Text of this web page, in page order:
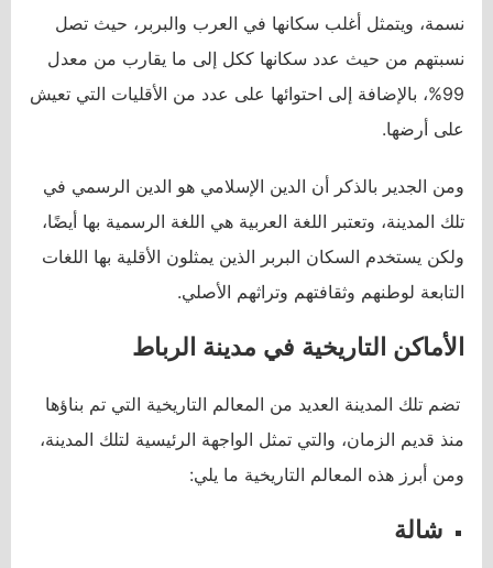
نسمة، ويتمثل أغلب سكانها في العرب والبربر، حيث تصل
نسبتهم من حيث عدد سكانها ككل إلى ما يقارب من معدل
99%، بالإضافة إلى احتوائها على عدد من الأقليات التي تعيش
على أرضها.
ومن الجدير بالذكر أن الدين الإسلامي هو الدين الرسمي في
تلك المدينة، وتعتبر اللغة العربية هي اللغة الرسمية بها أيضًا،
ولكن يستخدم السكان البربر الذين يمثلون الأقلية بها اللغات
التابعة لوطنهم وثقافتهم وتراثهم الأصلي.
الأماكن التاريخية في مدينة الرباط
تضم تلك المدينة العديد من المعالم التاريخية التي تم بناؤها
منذ قديم الزمان، والتي تمثل الواجهة الرئيسية لتلك المدينة،
ومن أبرز هذه المعالم التاريخية ما يلي:
شالة